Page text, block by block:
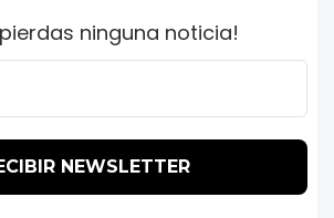
pierdas ninguna noticia!